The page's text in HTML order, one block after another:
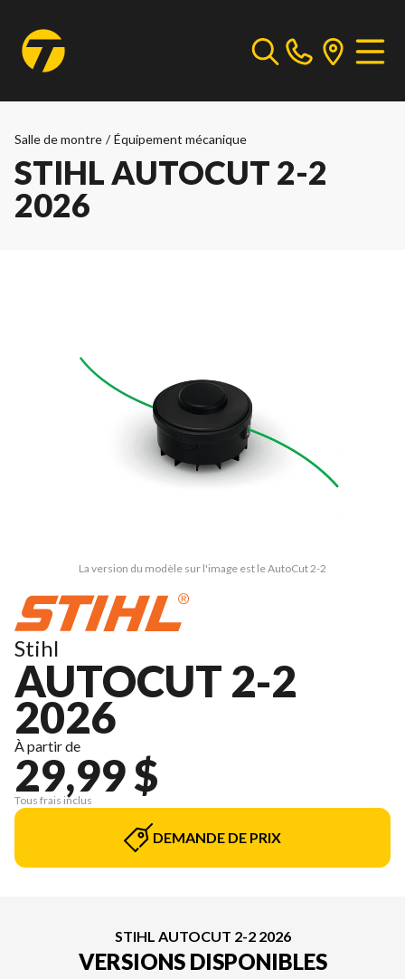
Salle de montre / Équipement mécanique
STIHL AUTOCUT 2-2
2026
La version du modèle sur l'image est le AutoCut 2-2
Stihl
AUTOCUT 2-2
2026
À partir de
29,99 $
Tous frais inclus
DEMANDE DE PRIX
STIHL AUTOCUT 2-2 2026
VERSIONS DISPONIBLES